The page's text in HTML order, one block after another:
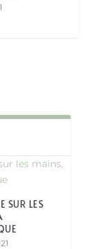
SUR LES